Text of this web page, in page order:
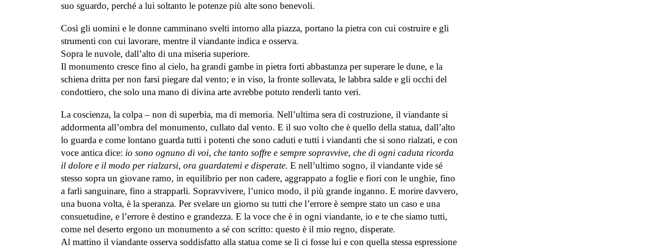
suo sguardo, perché a lui soltanto le potenze più alte sono benevoli.
Così gli uomini e le donne camminano svelti intorno alla piazza, portano la pietra con cui costruire e gli
strumenti con cui lavorare, mentre il viandante indica e osserva.
Sopra le nuvole, dall’alto di una miseria superiore.
Il monumento cresce fino al cielo, ha grandi gambe in pietra forti abbastanza per superare le dune, e la
schiena dritta per non farsi piegare dal vento; e in viso, la fronte sollevata, le labbra salde e gli occhi del
condottiero, che solo una mano di divina arte avrebbe potuto renderli tanto veri.
La coscienza, la colpa – non di superbia, ma di memoria. Nell’ultima sera di costruzione, il viandante si
addormenta all’ombra del monumento, cullato dal vento. E il suo volto che è quello della statua, dall’alto
lo guarda e come lontano guarda tutti i potenti che sono caduti e tutti i viandanti che si sono rialzati, e con
voce antica dice: io sono ognuno di voi, che tanto soffre e sempre sopravvive, che di ogni caduta ricorda
il dolore e il modo per rialzarsi, ora guardatemi e disperate. E nell’ultimo sogno, il viandante vide sé
stesso sopra un giovane ramo, in equilibrio per non cadere, aggrappato a foglie e fiori con le unghie, fino
a farli sanguinare, fino a strapparli. Sopravvivere, l’unico modo, il più grande inganno. E morire davvero,
una buona volta, è la speranza. Per svelare un giorno su tutti che l’errore è sempre stato un caso e una
consuetudine, e l’errore è destino e grandezza. E la voce che è in ogni viandante, io e te che siamo tutti,
come nel deserto ergono un monumento a sé con scritto: questo è il mio regno, disperate.
Al mattino il viandante osserva soddisfatto alla statua come se lì ci fosse lui e con quella stessa espressione